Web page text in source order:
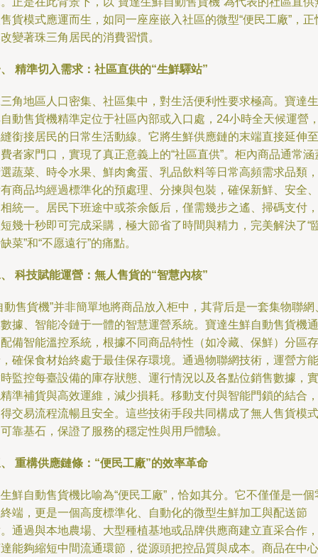
貨模式應運而生，如同一座座嵌入社區的微型“便民工廠”，正
變著珠三角居民的消費習慣。
精準切入需求：社區直供的“生鮮驛站”
角地區人口密集、社區集中，對生活便利性要求極高。寶達生
動售貨機精準定位于社區內部或入口處，24小時全天候運營
銜接居民的日常生活動線。它將生鮮供應鏈的末端直接延伸至
者家門口，實現了真正意義上的“社區直供”。柜內商品通常涵
蔬菜、時令水果、鮮肉禽蛋、乳品飲料等日常高頻需求品類，
商品均經過標準化的預處理、分揀與包裝，確保新鮮、安全、
統一。居民下班途中或茶余飯后，僅需幾步之遙、掃碼支付，
幾十秒即可完成采購，極大節省了時間與精力，完美解決了“
菜”和“不愿遠行”的痛點。
科技賦能運營：無人售貨的“智慧內核”
動售貨機”并非簡單地將商品放入柜中，其背后是一套集物聯網
據、智能冷鏈于一體的智慧運營系統。寶達生鮮自動售貨機通
備智能溫控系統，根據不同商品特性（如冷藏、保鮮）分區存
確保食材始終處于最佳保存環境。通過物聯網技術，運營方能
監控每臺設備的庫存狀態、運行情況以及各點位銷售數據，實
準補貨與高效運維，減少損耗。移動支付與智能門鎖的結合，
交易流程流暢且安全。這些技術手段共同構成了無人售貨模式
靠基石，保證了服務的穩定性與用戶體驗。
重構供應鏈條：“便民工廠”的效率革命
鮮自動售貨機比喻為“便民工廠”，恰如其分。它不僅僅是一個
端，更是一個高度標準化、自動化的微型生鮮加工與配送節
通過與本地農場、大型種植基地或品牌供應商建立直采合作，
能夠縮短中間流通環節，從源頭把控品質與成本。商品在中心